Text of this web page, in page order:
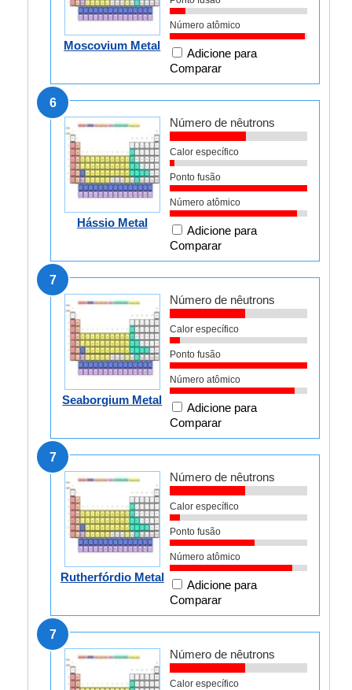
Moscovium Metal
Número atômico
Adicione para
Comparar
6
Hássio Metal
Número de nêutrons
Calor específico
Ponto fusão
Número atômico
Adicione para
Comparar
7
Seaborgium Metal
Número de nêutrons
Calor específico
Ponto fusão
Número atômico
Adicione para
Comparar
7
Rutherfórdio Metal
Número de nêutrons
Calor específico
Ponto fusão
Número atômico
Adicione para
Comparar
7
Número de nêutrons
Calor específico